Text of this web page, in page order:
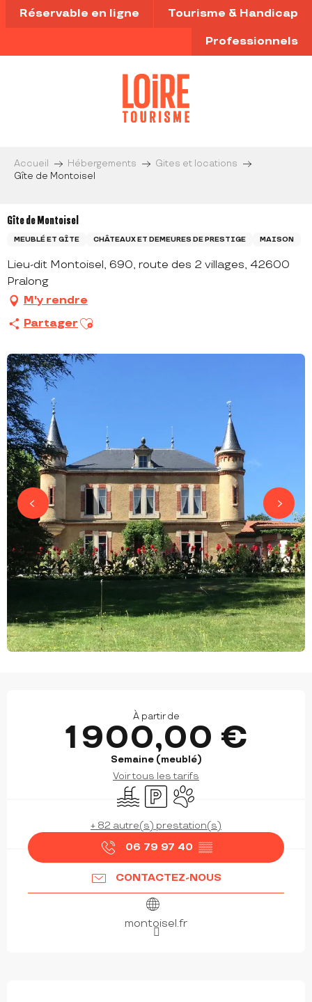
Aller
au
principal
Réservable en ligne Tourisme & Handicap
Professionnels
Accueil Hébergements
Gites et locations
Gîte de Montoisel
Gîte de Montoisel
MEUBLÉ ET GÎTE CHÂTEAUX ET DEMEURES DE PRESTIGE MAISON
Lieu-dit Montoisel, 690, route des 2 villages, 42600
Pralong
M'y rendre
Partager Ajouter aux favoris
OUVERTURE ET COORDONNÉES
À partir de
1 900,00 €
Semaine (meublé)
Voir tous les tarifs
PiscineParkingAnimaux acceptés
+ 82 autre(s) prestation(s)
06 79 97 40 ▒▒
CONTACTEZ-NOUS
montoisel.fr